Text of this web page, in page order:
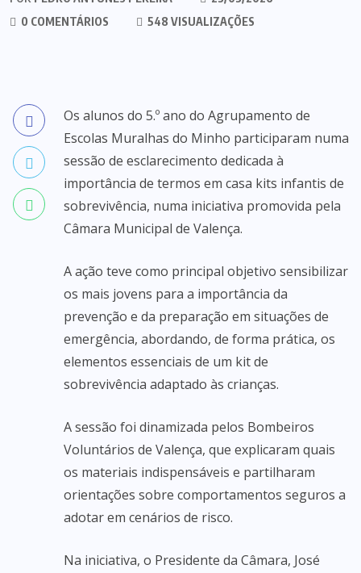
0 COMENTÁRIOS
548 VISUALIZAÇÕES
Os alunos do 5.º ano do Agrupamento de
Escolas Muralhas do Minho participaram numa
sessão de esclarecimento dedicada à
importância de termos em casa kits infantis de
sobrevivência, numa iniciativa promovida pela
Câmara Municipal de Valença.
A ação teve como principal objetivo sensibilizar
os mais jovens para a importância da
prevenção e da preparação em situações de
emergência, abordando, de forma prática, os
elementos essenciais de um kit de
sobrevivência adaptado às crianças.
A sessão foi dinamizada pelos Bombeiros
Voluntários de Valença, que explicaram quais
os materiais indispensáveis e partilharam
orientações sobre comportamentos seguros a
adotar em cenários de risco.
Na iniciativa, o Presidente da Câmara, José